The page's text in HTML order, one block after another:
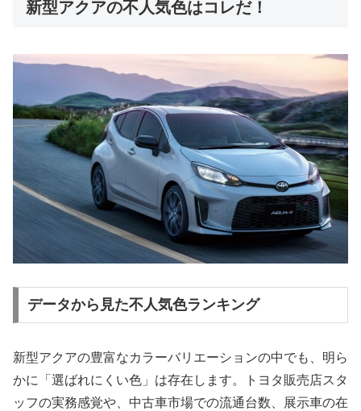
新型アクアの不人気色はコレだ！
データから見た不人気色ランキング
新型アクアの豊富なカラーバリエーションの中でも、明ら
かに「選ばれにくい色」は存在します。トヨタ販売店スタ
ッフの実務感覚や、中古車市場での流通台数、展示車の在